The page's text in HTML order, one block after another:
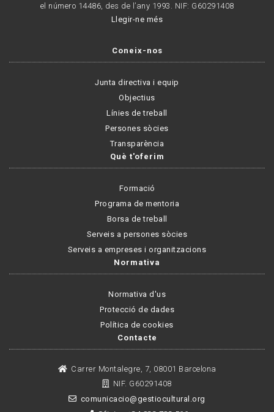
el número 14486, des de l’any 1993. NIF: G60291408
Llegir-ne més
Coneix-nos
Junta directiva i equip
Objectius
Línies de treball
Persones sòcies
Transparència
Què t'oferim
Formació
Programa de mentoria
Borsa de treball
Serveis a persones sòcies
Serveis a empreses i organitzacions
Normativa
Normativa d'us
Protecció de dades
Política de cookies
Contacte
Carrer Montalegre, 7, 08001 Barcelona
NIF. G60291408
comunicacio@gestiocultural.org